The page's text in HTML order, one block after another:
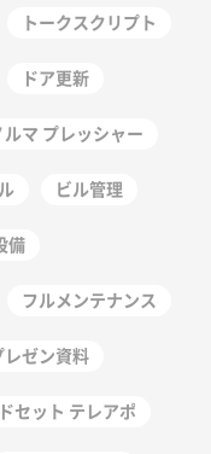
トークスクリプト
ドア更新
ルマ プレッシャー
ビル管理
備
フルメンテナンス
レゼン資料
セット テレアポ